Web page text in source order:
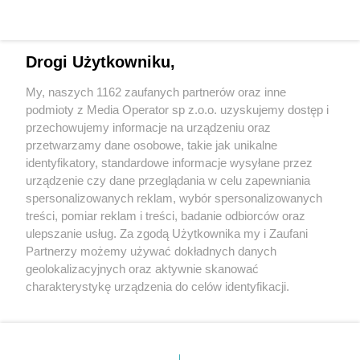
Wydawca mediówlokalnych
Nie zapomnij
zapoznać się z:
polityką prywatności
Twojemiasto
Piekary Śląskie
Chorzów
Tarnowskie Góry
Skontaktuj się z nami
Kontakt
Redakcja
Newsletter
Drogi Użytkowniku,
My, naszych 1162 zaufanych partnerów oraz inne
podmioty z Media Operator sp z.o.o. uzyskujemy dostęp i
przechowujemy informacje na urządzeniu oraz
przetwarzamy dane osobowe, takie jak unikalne
identyfikatory, standardowe informacje wysyłane przez
urządzenie czy dane przeglądania w celu zapewniania
spersonalizowanych reklam, wybór spersonalizowanych
treści, pomiar reklam i treści, badanie odbiorców oraz
ulepszanie usług. Za zgodą Użytkownika my i Zaufani
Partnerzy możemy używać dokładnych danych
geolokalizacyjnych oraz aktywnie skanować
charakterystykę urządzenia do celów identyfikacji.
zmienić/wycofać klikając przycisk ustawień prywatności